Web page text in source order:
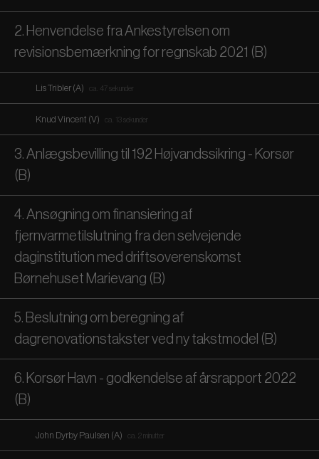
2. Henvendelse fra Ankestyrelsen om
revisionsbemærkning for regnskab 2021 (B)
Lis Tribler (A) ca. 47 sekunder
Knud Vincent (V) ca. 13 sekunder
3. Anlægsbevilling til 192 Højvandssikring - Korsør
(B)
4. Ansøgning om finansiering af
fjernvarmetilslutning fra den selvejende
daginstitution med driftsoverenskomst
Børnehuset Marievang (B)
5. Beslutning om beregning af
dagrenovationstakster ved ny takstmodel (B)
6. Korsør Havn - godkendelse af årsrapport 2022
(B)
John Dyrby Paulsen (A) ca. 2 minutter